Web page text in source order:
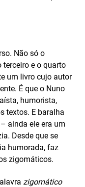
Não só o
terceiro e o quarto
um livro cujo autor
É que o Nuno
humorista,
textos. E baralha
ainda ele era um
Desde que se
humorada, faz
zigomáticos.
zigomático